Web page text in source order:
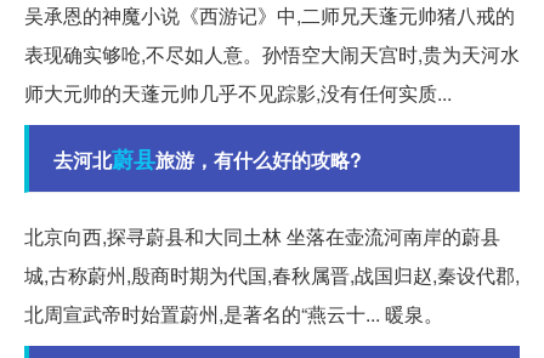
吴承恩的神魔小说《西游记》中,二师兄天蓬元帅猪八戒的
表现确实够呛,不尽如人意。孙悟空大闹天宫时,贵为天河水
师大元帅的天蓬元帅几乎不见踪影,没有任何实质...
去河北蔚县旅游，有什么好的攻略?
北京向西,探寻蔚县和大同土林 坐落在壶流河南岸的蔚县
城,古称蔚州,殷商时期为代国,春秋属晋,战国归赵,秦设代郡,
北周宣武帝时始置蔚州,是著名的“燕云十... 暖泉。